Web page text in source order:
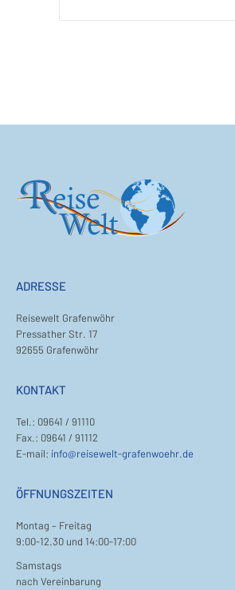
ADRESSE
Reisewelt Grafenwöhr
Pressather Str. 17
92655 Grafenwöhr
KONTAKT
Tel.: 09641 / 91110
Fax.: 09641 / 91112
E-mail: info@reisewelt-grafenwoehr.de
ÖFFNUNGSZEITEN
Montag – Freitag
9:00-12.30 und 14:00-17:00
Samstags
nach Vereinbarung